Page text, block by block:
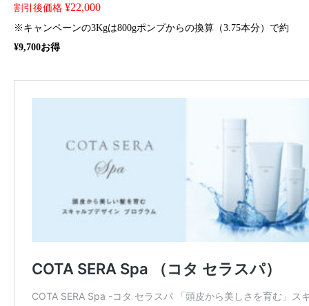
割引後価格 ¥22,000
※キャンペーンの3Kgは800gポンプからの換算（3.75本分）で約
¥9,700お得